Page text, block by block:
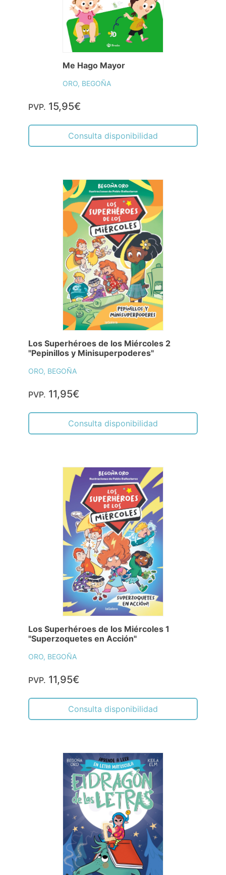
Me Hago Mayor
ORO, BEGOÑA
PVP. 15,95€
Consulta disponibilidad
Los Superhéroes de los Miércoles 2
"Pepinillos y Minisuperpoderes"
ORO, BEGOÑA
PVP. 11,95€
Consulta disponibilidad
Los Superhéroes de los Miércoles 1
"Superzoquetes en Acción"
ORO, BEGOÑA
PVP. 11,95€
Consulta disponibilidad